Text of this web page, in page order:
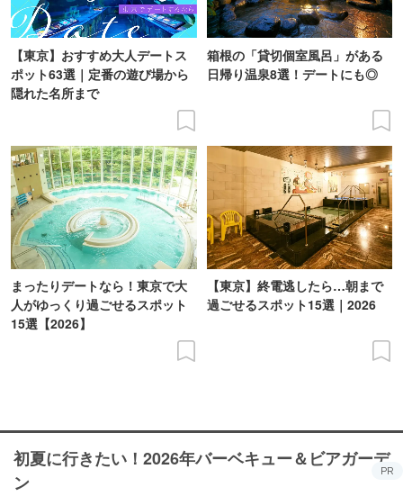
【東京】おすすめ大人デートス
ポット63選｜定番の遊び場から
隠れた名所まで
箱根の「貸切個室風呂」がある
日帰り温泉8選！デートにも◎
まったりデートなら！東京で大
人がゆっくり過ごせるスポット
15選【2026】
【東京】終電逃したら…朝まで
過ごせるスポット15選｜2026
初夏に行きたい！2026年バーベキュー＆ビアガーデ
ン
PR